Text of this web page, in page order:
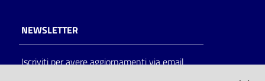
NEWSLETTER
Iscriviti per avere aggiornamenti via email